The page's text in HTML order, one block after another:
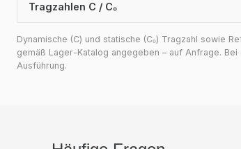
Tragzahlen C / C₀
Dynamische (C) und statische (C₀) Tragzahl sowie
gemäß Lager-Katalog angegeben – auf Anfrage.
Ausführung.